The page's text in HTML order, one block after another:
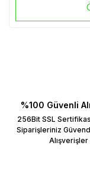
%100 Güvenli
256Bit SSL
Siparişleriniz
Alışverişler